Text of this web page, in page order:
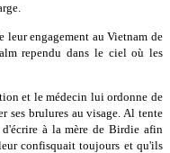
engagement au Vietnam de
rependu dans le ciel où les
et le médecin lui ordonne de
ses brulures au visage. Al tente
à la mère de Birdie afin
confisquait toujours et qu'ils